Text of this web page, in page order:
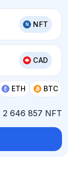
NFT
CAD
ETH BTC
2 646 857 NFT